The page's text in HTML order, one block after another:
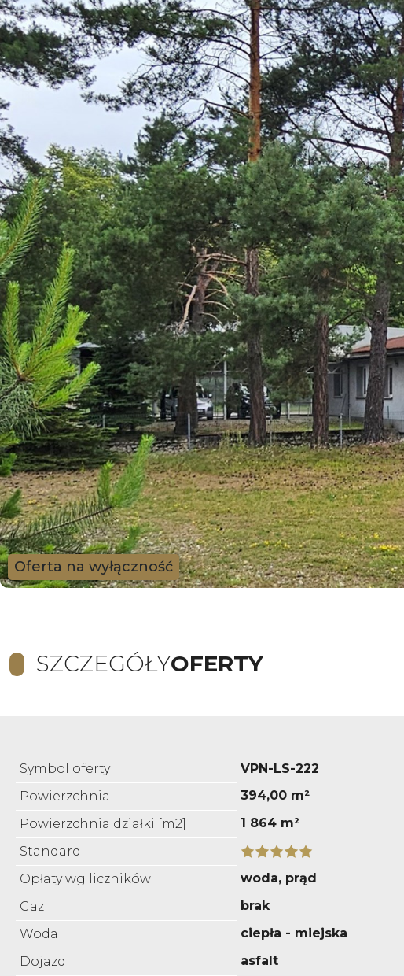
Oferta na wyłączność
SZCZEGÓŁYOFERTY
Symbol oferty
VPN-LS-222
Powierzchnia
394,00 m²
Powierzchnia działki [m2]
1 864 m²
Standard
Opłaty wg liczników
woda, prąd
Gaz
brak
Woda
ciepła - miejska
Dojazd
asfalt